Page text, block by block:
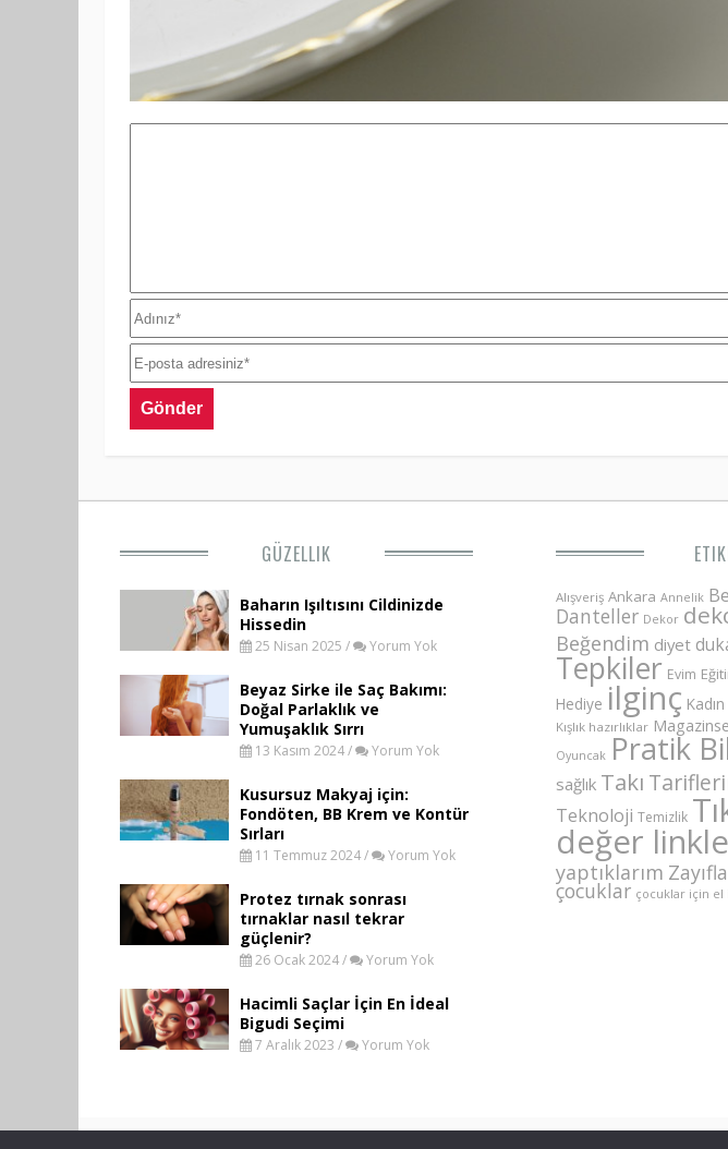
GÜZELLIK
Baharın Işıltısını Cildinizde
Hissedin
25 Nisan 2025 / Yorum Yok
Beyaz Sirke ile Saç Bakımı:
Doğal Parlaklık ve
Yumuşaklık Sırrı
13 Kasım 2024 / Yorum Yok
Kusursuz Makyaj için:
Fondöten, BB Krem ve Kontür
Sırları
11 Temmuz 2024 / Yorum Yok
Protez tırnak sonrası
tırnaklar nasıl tekrar
güçlenir?
26 Ocak 2024 / Yorum Yok
Hacimli Saçlar İçin En İdeal
Bigudi Seçimi
7 Aralık 2023 / Yorum Yok
Alışveriş Ankara Annelik
Danteller Dekor
Beğendim diyet
Tepkiler Evim
Hediye ilginç Kadın
Kışlık hazırlıklar
Oyuncak Pratik
sağlık Takı
Teknoloji Temizlik
değer
yaptıklarım
çocuklar çocuklar için el